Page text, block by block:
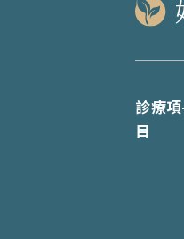
診療項
目